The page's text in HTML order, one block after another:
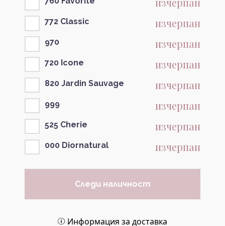
772 Classic изчерпан
970 изчерпан
720 Icone изчерпан
820 Jardin Sauvage изчерпан
999 изчерпан
525 Cherie изчерпан
000 Diornatural изчерпан
Следи наличност
Информация за доставка